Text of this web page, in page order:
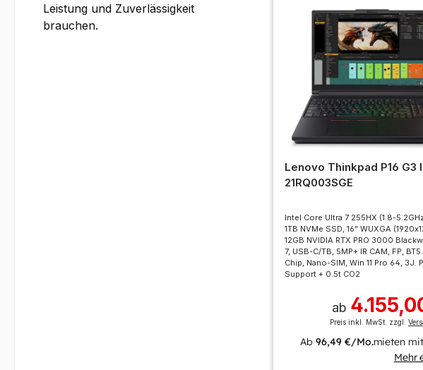
Leistung und Zuverlässigkeit
brauchen.
Lenovo Thinkpad P16 G3
21RQ003SGE
Intel Core Ultra 7 255HX (1.8-
1TB NVMe SSD, 16" WUXGA
12GB NVIDIA RTX PRO 3000
7, USB-C/TB, 5MP+ IR CAM, FP,
Chip, Nano-SIM, Win 11 Pro 64, 3J.
Support + 0.5t CO2
ab
Preis inkl. MwSt. zzgl.
Ab96,49 €/Mo.mieten mit
Mehr